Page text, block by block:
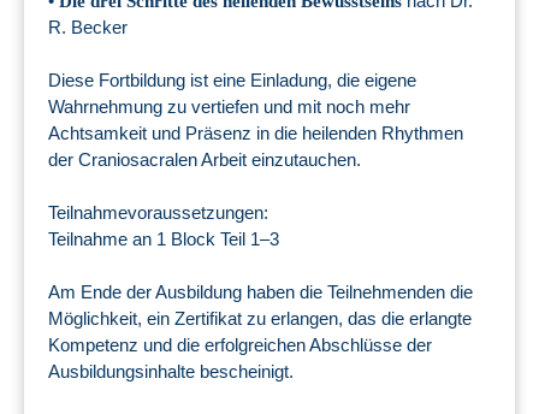
R. Becker
Diese Fortbildung ist eine Einladung, die eigene
Wahrnehmung zu vertiefen und mit noch mehr
Achtsamkeit und Präsenz in die heilenden Rhythmen
der Craniosacralen Arbeit einzutauchen.
Teilnahmevoraussetzungen:
Teilnahme an 1 Block Teil 1–3
Am Ende der Ausbildung haben die Teilnehmenden die
Möglichkeit, ein Zertifikat zu erlangen, das die erlangte
Kompetenz und die erfolgreichen Abschlüsse der
Ausbildungsinhalte bescheinigt.